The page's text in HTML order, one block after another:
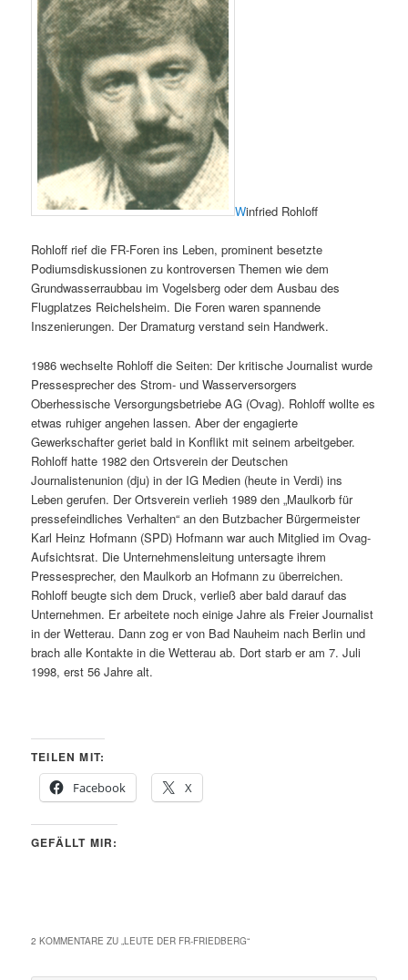
Winfried Rohloff
Rohloff rief die FR-Foren ins Leben, prominent besetzte
Podiumsdiskussionen zu kontroversen Themen wie dem
Grundwasserraubbau im Vogelsberg oder dem Ausbau des
Flugplatzes Reichelsheim. Die Foren waren spannende
Inszenierungen. Der Dramaturg verstand sein Handwerk.
1986 wechselte Rohloff die Seiten: Der kritische Journalist wurde
Pressesprecher des Strom- und Wasserversorgers
Oberhessische Versorgungsbetriebe AG (Ovag). Rohloff wollte es
etwas ruhiger angehen lassen. Aber der engagierte
Gewerkschafter geriet bald in Konflikt mit seinem arbeitgeber.
Rohloff hatte 1982 den Ortsverein der Deutschen
Journalistenunion (dju) in der IG Medien (heute in Verdi) ins
Leben gerufen. Der Ortsverein verlieh 1989 den „Maulkorb für
pressefeindliches Verhalten“ an den Butzbacher Bürgermeister
Karl Heinz Hofmann (SPD) Hofmann war auch Mitglied im Ovag-
Aufsichtsrat. Die Unternehmensleitung untersagte ihrem
Pressesprecher, den Maulkorb an Hofmann zu überreichen.
Rohloff beugte sich dem Druck, verließ aber bald darauf das
Unternehmen. Er arbeitete noch einige Jahre als Freier Journalist
in der Wetterau. Dann zog er von Bad Nauheim nach Berlin und
brach alle Kontakte in die Wetterau ab. Dort starb er am 7. Juli
1998, erst 56 Jahre alt.
TEILEN MIT:
Facebook
X
GEFÄLLT MIR:
2 KOMMENTARE ZU „LEUTE DER FR-FRIEDBERG“